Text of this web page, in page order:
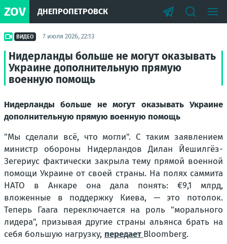
ZOV ДНЕПРОПЕТРОВСК
ВИДЕО 7 июля 2026, 22:13
Нидерланды больше не могут оказывать
Украине дополнительную прямую
военную помощь
Нидерланды больше не могут оказывать Украине
дополнительную прямую военную помощь
"Мы сделали всё, что могли". С таким заявлением
министр обороны Нидерландов Дилан Йешилгёз-
Зегериус фактически закрыла тему прямой военной
помощи Украине от своей страны. На полях саммита
НАТО в Анкаре она дала понять: €9,1 млрд,
вложенные в поддержку Киева, — это потолок.
Теперь Гаага переключается на роль "морального
лидера", призывая другие страны альянса брать на
себя большую нагрузку, передает Bloomberg.